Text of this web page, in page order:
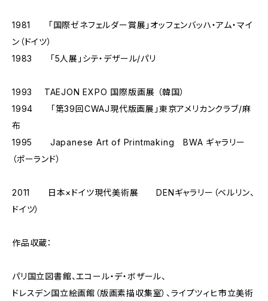
1981 「国際ゼネフェルダー賞展」オッフェンバッハ・アム・マイ
ン（ドイツ）
1983 「5人展」シテ・デザール/パリ
1993 TAEJON EXPO 国際版画展 （韓国）
1994 「第39回CWAJ現代版画展」東京アメリカンクラブ/麻
布
1995 Japanese Art of Printmaking BWA ギャラリー
（ポーランド）
2011 日本×ドイツ現代美術展 DENギャラリー（ベルリン、
ドイツ）
作品収蔵：
パリ国立図書館、エコール・デ・ボザール、
ドレスデン国立絵画館（版画素描収集室）、ライプツィヒ市立美術